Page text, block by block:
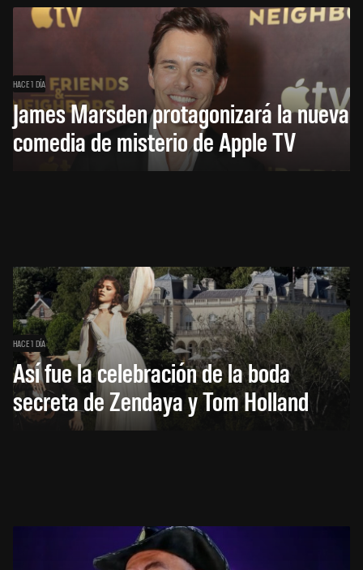
HACE 1 DÍA
James Marsden protagonizará la nueva
comedia de misterio de Apple TV
HACE 1 DÍA
Así fue la celebración de la boda
secreta de Zendaya y Tom Holland